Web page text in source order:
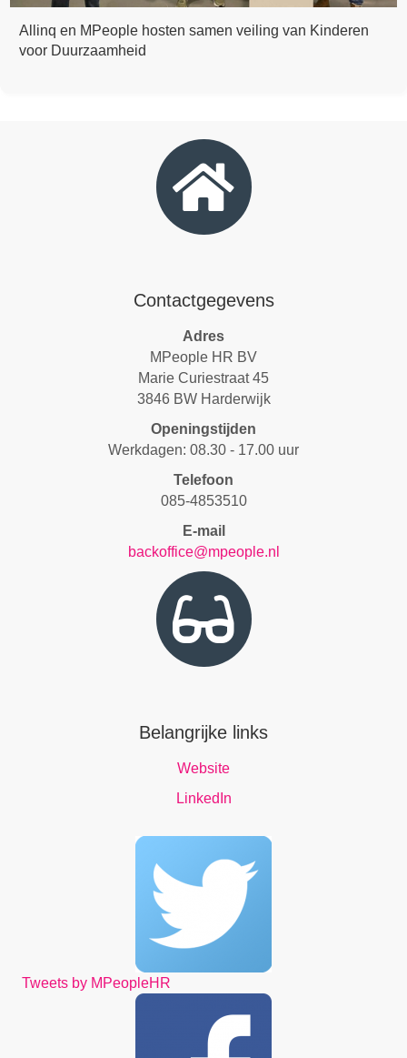
Allinq en MPeople hosten samen veiling van Kinderen
voor Duurzaamheid
Contactgegevens
Adres
MPeople HR BV
Marie Curiestraat 45
3846 BW Harderwijk
Openingstijden
Werkdagen: 08.30 - 17.00 uur
Telefoon
085-4853510
E-mail
backoffice@mpeople.nl
Belangrijke links
Website
LinkedIn
Tweets by MPeopleHR